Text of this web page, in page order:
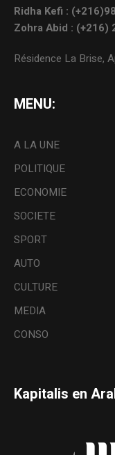
Ridha Kefi :
Zohra Abid : (+216)
Résidence La Brise,
MENU:
A LA UNE
POLITIQUE
ECONOMIE
SOCIETE
SPORT
AUTO
CULTURE
MEDIA
CONSO
Kapitalis en